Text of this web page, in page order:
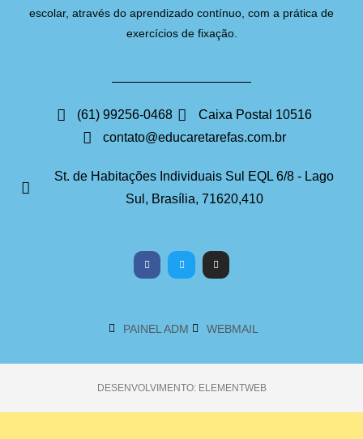
escolar, através do aprendizado contínuo, com a prática de
exercícios de fixação.
(61) 99256-0468
Caixa Postal 10516
contato@educaretarefas.com.br
St. de Habitações Individuais Sul EQL 6/8 - Lago
Sul, Brasília, 71620,410
PAINEL ADM WEBMAIL
DESENVOLVIMENTO: ELEMENTWEB